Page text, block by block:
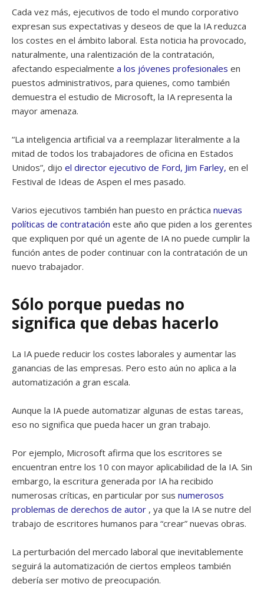
Cada vez más, ejecutivos de todo el mundo corporativo
expresan sus expectativas y deseos de que la IA reduzca
los costes en el ámbito laboral. Esta noticia ha provocado,
naturalmente, una ralentización de la contratación,
afectando especialmente a los jóvenes profesionales en
puestos administrativos, para quienes, como también
demuestra el estudio de Microsoft, la IA representa la
mayor amenaza.
“La inteligencia artificial va a reemplazar literalmente a la
mitad de todos los trabajadores de oficina en Estados
Unidos”, dijo el director ejecutivo de Ford, Jim Farley, en el
Festival de Ideas de Aspen el mes pasado.
Varios ejecutivos también han puesto en práctica nuevas
políticas de contratación este año que piden a los gerentes
que expliquen por qué un agente de IA no puede cumplir la
función antes de poder continuar con la contratación de un
nuevo trabajador.
Sólo porque puedas no
significa que debas hacerlo
La IA puede reducir los costes laborales y aumentar las
ganancias de las empresas. Pero esto aún no aplica a la
automatización a gran escala.
Aunque la IA puede automatizar algunas de estas tareas,
eso no significa que pueda hacer un gran trabajo.
Por ejemplo, Microsoft afirma que los escritores se
encuentran entre los 10 con mayor aplicabilidad de la IA. Sin
embargo, la escritura generada por IA ha recibido
numerosas críticas, en particular por sus numerosos
problemas de derechos de autor , ya que la IA se nutre del
trabajo de escritores humanos para “crear” nuevas obras.
La perturbación del mercado laboral que inevitablemente
seguirá la automatización de ciertos empleos también
debería ser motivo de preocupación.